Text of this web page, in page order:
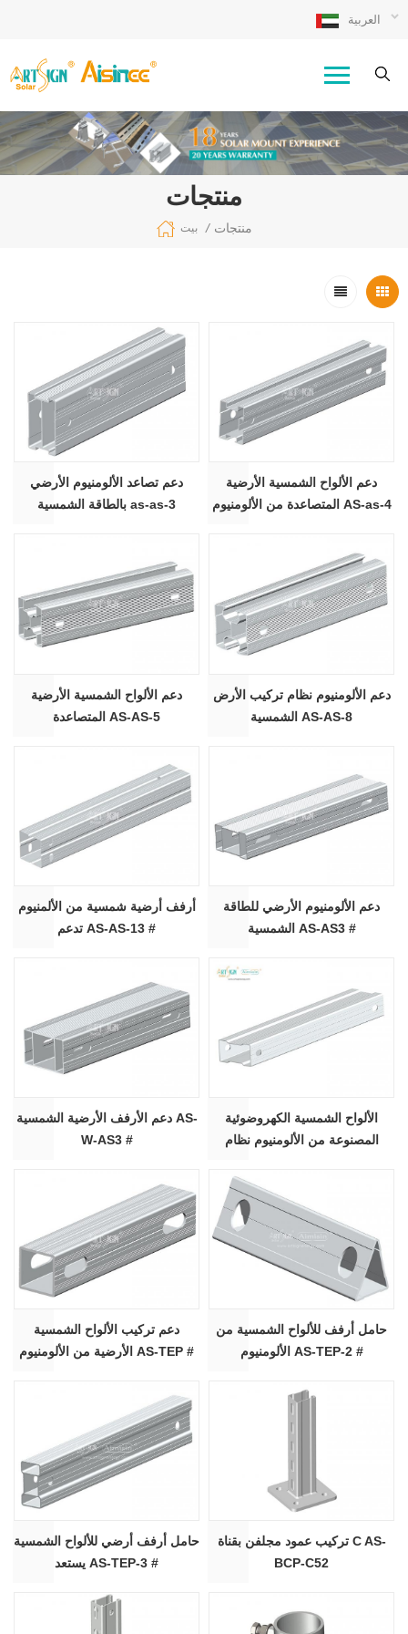
العربية
منتجات
بيت / منتجات
دعم تصاعد الألومنيوم الأرضي
بالطاقة الشمسية as-as-3
دعم الألواح الشمسية الأرضية
المتصاعدة من الألومنيوم AS-as-4
دعم الألواح الشمسية الأرضية
المتصاعدة AS-AS-5
دعم الألومنيوم نظام تركيب الأرض
الشمسية AS-AS-8
أرفف أرضية شمسية من الألمنيوم
تدعم AS-AS-13 #
دعم الألومنيوم الأرضي للطاقة
الشمسية AS-AS3 #
دعم الأرفف الأرضية الشمسية AS-
W-AS3 #
الألواح الشمسية الكهروضوئية
المصنوعة من الألومنيوم نظام
دعم تركيب الألواح الشمسية
الأرضية من الألومنيوم AS-TEP #
حامل أرفف للألواح الشمسية من
الألومنيوم AS-TEP-2 #
حامل أرفف أرضي للألواح الشمسية
يستعد AS-TEP-3 #
تركيب عمود مجلفن بقناة C AS-
BCP-C52